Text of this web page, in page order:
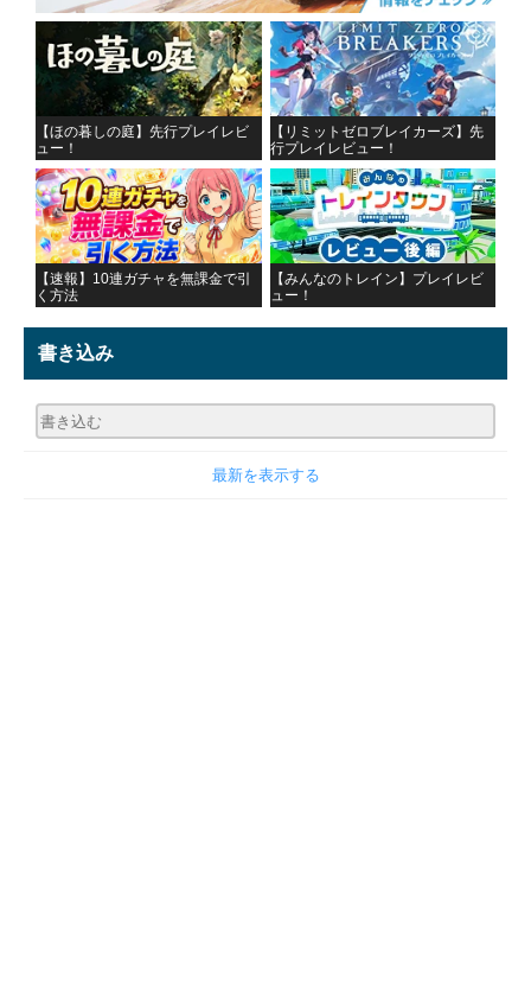
【ほの暮しの庭】先行プレイレビ
ュー！
【リミットゼロブレイカーズ】先
行プレイレビュー！
【速報】10連ガチャを無課金で引
く方法
【みんなのトレイン】プレイレビ
ュー！
書き込み
最新を表示する